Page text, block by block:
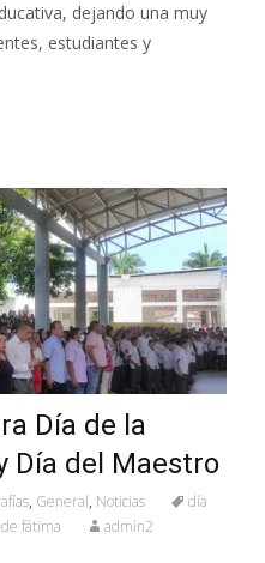
dejando una muy
estudiantes y
Día de la
Día del Maestro
, General, Noticias
día
fátima admin2